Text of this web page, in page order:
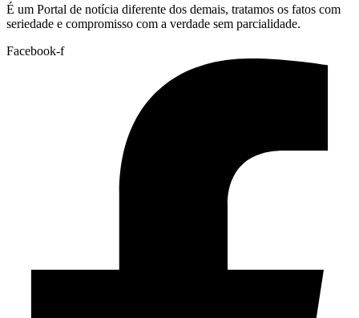
É um Portal de notícia diferente dos demais, tratamos os fatos com
seriedade e compromisso com a verdade sem parcialidade.
Facebook-f